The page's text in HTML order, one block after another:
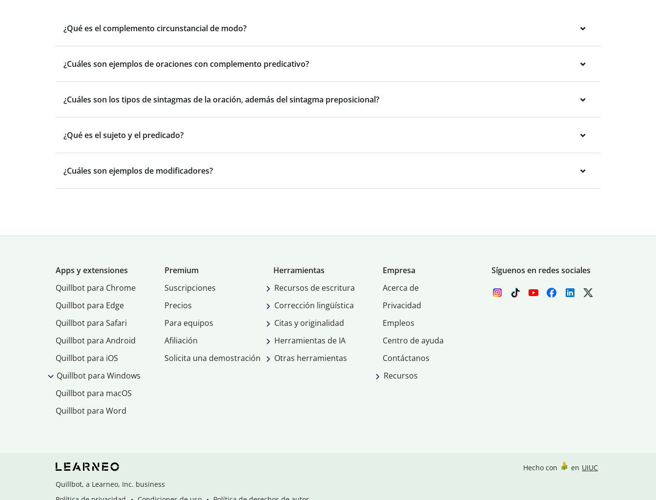
¿Qué es el complemento circunstancial de modo?
¿Cuáles son ejemplos de oraciones con complemento predicativo?
¿Cuáles son los tipos de sintagmas de la oración, además del sintagma preposicional?
¿Qué es el sujeto y el predicado?
¿Cuáles son ejemplos de modificadores?
Apps y extensiones
Quillbot para Chrome
Quillbot para Edge
Quillbot para Safari
Quillbot para Android
Quillbot para iOS
Quillbot para Windows
Quillbot para macOS
Quillbot para Word
Premium
Suscripciones
Precios
Para equipos
Afiliación
Solicita una demostración
Herramientas
Recursos de escritura
Corrección lingüística
Citas y originalidad
Herramientas de IA
Otras herramientas
Empresa
Acerca de
Privacidad
Empleos
Centro de ayuda
Contáctanos
Recursos
Síguenos en redes sociales
Quillbot, a Learneo, Inc. business
Hecho con en UIUC